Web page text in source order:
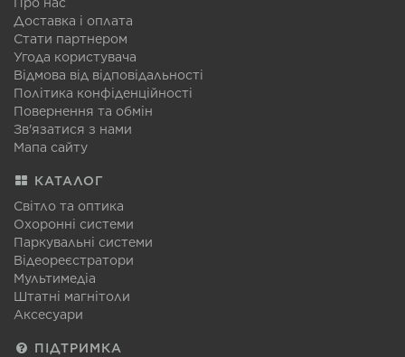
Доставка і оплата
Стати партнером
Угода користувача
Відмова від відповідальності
Політика конфіденційності
Повернення та обмін
Зв'язатися з нами
Мапа сайту
КАТАЛОГ
Світло та оптика
Охоронні системи
Паркувальні системи
Відеореєстратори
Мультимедіа
Штатні магнітоли
Аксесуари
ПІДТРИМКА